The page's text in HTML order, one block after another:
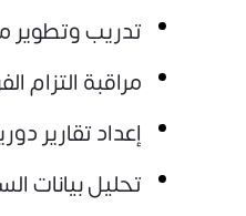
تدريب وتطوير
مراقبة التزام
إعداد تقارير
تحليل بيانات